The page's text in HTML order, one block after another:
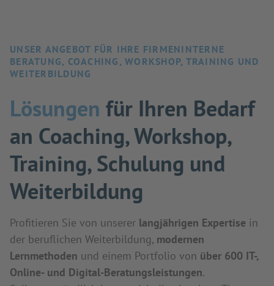
UNSER ANGEBOT FÜR IHRE FIRMENINTERNE
BERATUNG, COACHING, WORKSHOP, TRAINING UND
WEITERBILDUNG
Lösungen für Ihren Bedarf
an Coaching, Workshop,
Training, Schulung und
Weiterbildung
Profitieren Sie von unserer langjährigen Expertise in
der beruflichen Weiterbildung, modernen
Lernmethoden und einem Portfolio von über 600 IT-,
Online- und Digital-Beratungsleistungen.